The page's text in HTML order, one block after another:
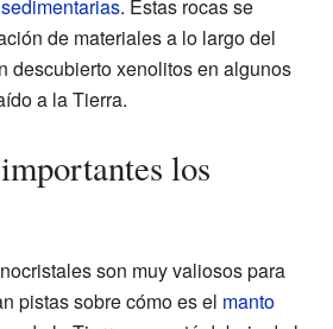
. Estas rocas se
de materiales a lo largo del
descubierto xenolitos en algunos
a la Tierra.
los
son muy valiosos para
pistas sobre cómo es el manto